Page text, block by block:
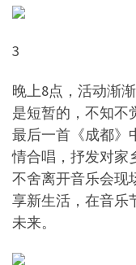
3
晚上8点，活动渐
是短暂的，不知不
最后一首《成都》
情合唱，抒发对家
不舍离开音乐会现
享新生活，在音乐
未来。